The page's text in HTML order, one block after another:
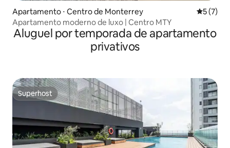
Apartamento ⋅ Centro de Monterrey 5 de
5 (7)
Apartamento moderno de luxo | Centro MTY
Aluguel por temporada de apartamento
privativos
Superhost
Superhost